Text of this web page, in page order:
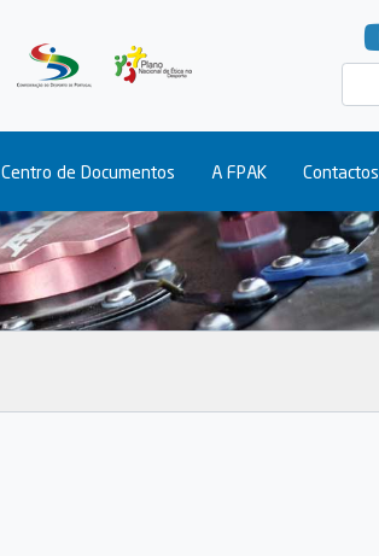
Centro de Documentos A FPAK Contactos